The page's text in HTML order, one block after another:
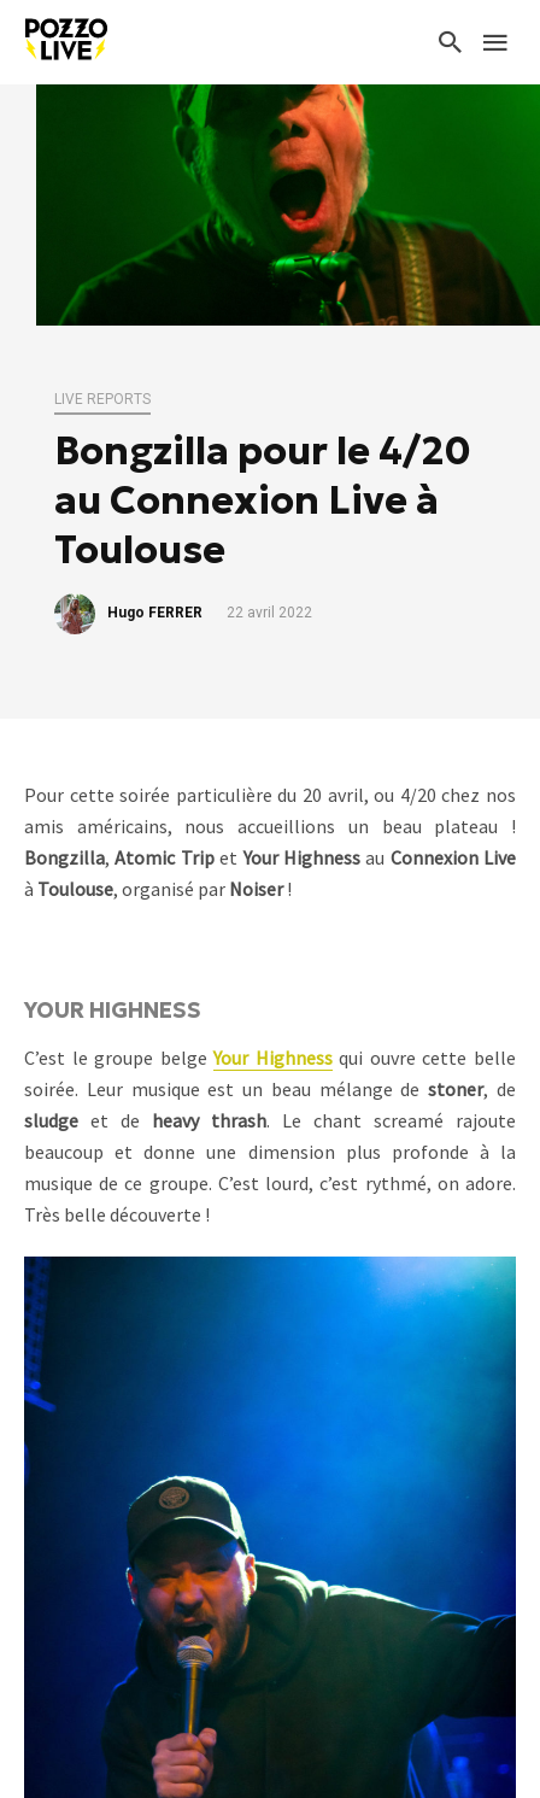
LIVE REPORTS
Bongzilla pour le 4/20
au Connexion Live à
Toulouse
Hugo FERRER 22 avril 2022
Pour cette soirée particulière du 20 avril, ou 4/20 chez nos
amis américains, nous accueillions un beau plateau !
Bongzilla,Atomic TripetYour Highnessau Connexion Live
à Toulouse, organisé par Noiser!
YOUR HIGHNESS
C’est le groupe belgeYour Highnessqui ouvre cette belle
soirée. Leur musique est un beau mélange destoner, de
sludge et de heavy thrash. Le chant screamé rajoute
beaucoup et donne une dimension plus profonde à la
musique de ce groupe. C’est lourd, c’est rythmé, on adore.
Très belle découverte !